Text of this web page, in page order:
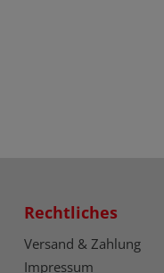
Rechtliches
Versand & Zahlung
Impressum